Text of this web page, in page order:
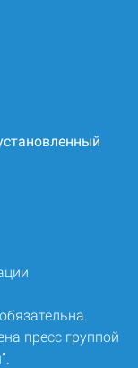
пресс группой